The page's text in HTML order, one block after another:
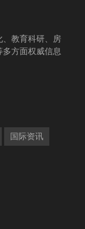
、教育科研、房
方面权威信息
国际资讯